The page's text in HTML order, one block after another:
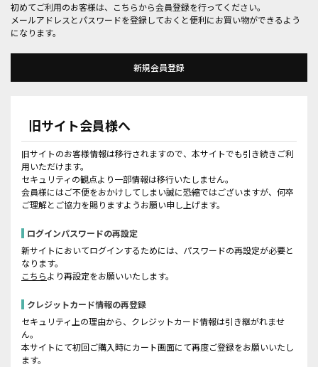
初めてご利用のお客様は、こちらから会員登録を行ってください。
メールアドレスとパスワードを登録しておくと便利にお買い物ができるよう
になります。
旧サイト会員様へ
旧サイトのお客様情報は移行されますので、本サイトでも引き続きご利
用いただけます。
セキュリティの観点より一部情報は移行いたしません。
会員様にはご不便をおかけしてしまい誠に恐縮ではございますが、何卒
ご理解とご協力を賜りますようお願い申し上げます。
ログインパスワードの再設定
新サイトにおいてログインするためには、パスワードの再設定が必要と
なります。
こちらより再設定をお願いいたします。
クレジットカード情報の再登録
セキュリティ上の理由から、クレジットカード情報は引き継がれませ
ん。
本サイトにて初回ご購入時にカート画面にて再度ご登録をお願いいたし
ます。